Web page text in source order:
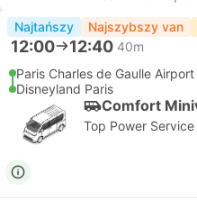
Najtańszy Najszybszy van
12:00 12:40 40m
Paris Charles de Gaulle Airport
Disneyland Paris
Comfort
Top Power Service